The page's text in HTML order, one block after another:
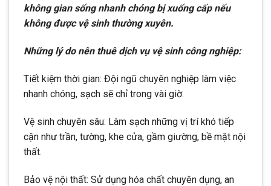
không gian sống nhanh chóng bị xuống cấp nếu
không được vệ sinh thường xuyên.
Những lý do nên thuê dịch vụ vệ sinh công nghiệp:
Tiết kiệm thời gian: Đội ngũ chuyên nghiệp làm việc
nhanh chóng, sạch sẽ chỉ trong vài giờ.
Vệ sinh chuyên sâu: Làm sạch những vị trí khó tiếp
cận như trần, tường, khe cửa, gầm giường, bề mặt nội
thất.
Bảo vệ nội thất: Sử dụng hóa chất chuyên dụng, an